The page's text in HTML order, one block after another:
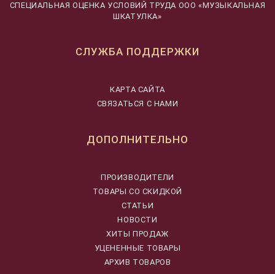
CПЕЦИАЛЬНАЯ ОЦЕНКА УСЛОВИЙ ТРУДА ООО «МУЗЫКАЛЬНАЯ
ШКАТУЛКА»
СЛУЖБА ПОДДЕРЖКИ
КАРТА САЙТА
СВЯЗАТЬСЯ С НАМИ
ДОПОЛНИТЕЛЬНО
ПРОИЗВОДИТЕЛИ
ТОВАРЫ СО СКИДКОЙ
СТАТЬИ
НОВОСТИ
ХИТЫ ПРОДАЖ
УЦЕНЕННЫЕ ТОВАРЫ
АРХИВ ТОВАРОВ